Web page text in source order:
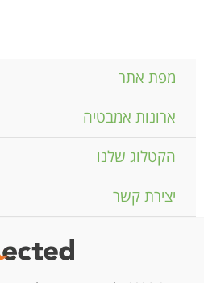
מפת אתר
ארונות אמבטיה
הקטלוג שלנו
יצירת קשר